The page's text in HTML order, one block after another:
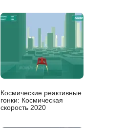
Космические реактивные
гонки: Космическая
скорость 2020